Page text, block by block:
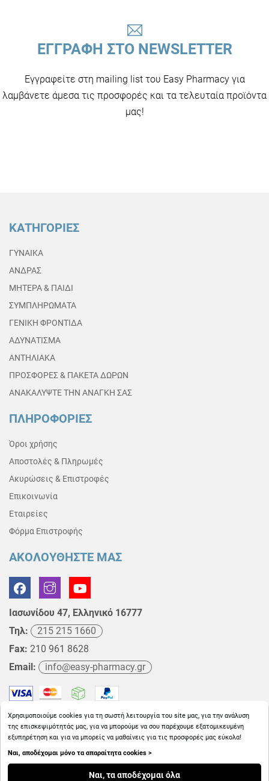
ΕΓΓΡΑΦΗ ΣΤΟ NEWSLETTER
Εγγραφείτε στη mailing list του Easy Pharmacy για
λαμβάνετε άμεσα τις προσφορές και τα τελευταία προϊόντα
μας!
ΚΑΤΗΓΟΡΙΕΣ
ΓΥΝΑΙΚΑ
ΑΝΔΡΑΣ
ΜΗΤΕΡΑ & ΠΑΙΔΙ
ΣΥΜΠΛΗΡΩΜΑΤΑ
ΓΕΝΙΚΗ ΦΡΟΝΤΙΔΑ
ΑΔΥΝΑΤΙΣΜΑ
ΑΝΤΗΛΙΑΚΑ
ΠΡΟΣΦΟΡΕΣ & ΠΑΚΕΤΑ ΔΩΡΩΝ
ΑΝΑΚΑΛΥΨΤΕ ΤΗΝ ΑΝΑΓΚΗ ΣΑΣ
ΠΛΗΡΟΦΟΡΙΕΣ
Όροι χρήσης
Αποστολές & Πληρωμές
Ακυρώσεις & Επιστροφές
Επικοινωνία
Εταιρείες
Φόρμα Επιστροφής
ΑΚΟΛΟΥΘΗΣΤΕ ΜΑΣ
Ιασωνίδου 47, Ελληνικό 16777
Τηλ:
215 215 1660
Fax: 210 961 8628
Email:
info@easy-pharmacy.gr
Copyright © 2026EasyPharmacy.gr
Χρησιμοποιούμε cookies για τη σωστή λειτουργία του site μας, για την ανάλυση
της επισκεψιμότητάς μας, για να μπορούμε να σου παρέχουμε εξατομικευμένη
εξυπηρέτηση και για να μπορείς να μαθαίνεις για τις προσφορές μας εύκολα!
Ναι, αποδέχομαι μόνο τα απαραίτητα cookies >
Ναι, τα αποδέχομαι όλα